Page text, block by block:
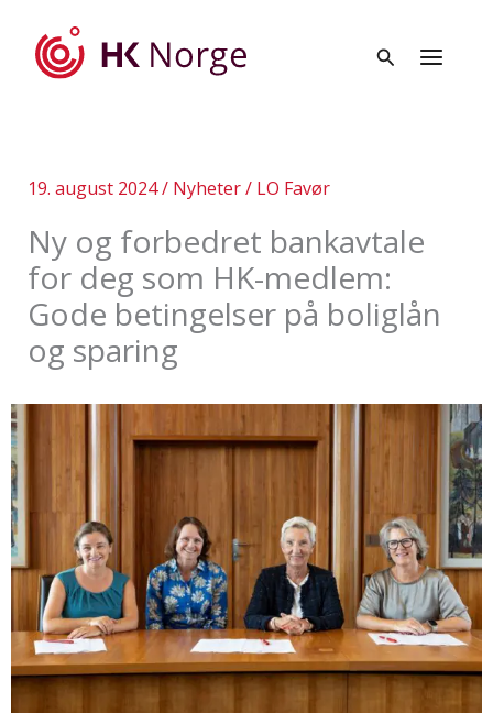
19. august 2024/ Nyheter/ LO Favør
Ny og forbedret bankavtale
for deg som HK-medlem:
Gode betingelser på boliglån
og sparing